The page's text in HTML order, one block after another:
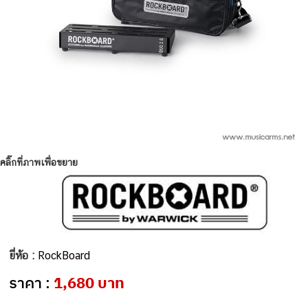
คลิ๊กที่ภาพเพื่อขยาย
ยี่ห้อ : RockBoard
ราคา : 1,680 บาท